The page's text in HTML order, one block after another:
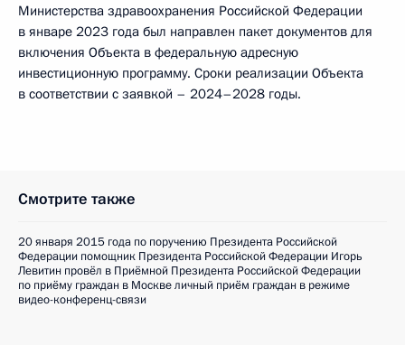
Министерства здравоохранения Российской Федерации
в январе 2023 года был направлен пакет документов для
включения Объекта в федеральную адресную
инвестиционную программу. Сроки реализации Объекта
в соответствии с заявкой – 2024–2028 годы.
Смотрите также
20 января 2015 года по поручению Президента Российской
Федерации помощник Президента Российской Федерации Игорь
Левитин провёл в Приёмной Президента Российской Федерации
по приёму граждан в Москве личный приём граждан в режиме
видео-конференц-связи